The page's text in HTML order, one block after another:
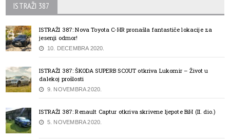
ISTRAŽI 387
ISTRAŽI 387: Nova Toyota C-HR pronašla fantastiče lokacije za
jesenji odmor!
10. DECEMBRA 2020.
ISTRAŽI 387: ŠKODA SUPERB SCOUT otkriva Lukomir – Život u
dalekoj prošlosti
9. NOVEMBRA 2020.
ISTRAŽI 387: Renault Captur otkriva skrivene ljepote BiH (II. dio.)
5. NOVEMBRA 2020.